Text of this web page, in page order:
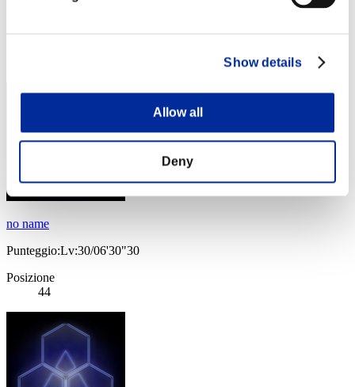
Show details
Allow all
Deny
no name
Punteggio:Lv:30/06'30"30
Posizione
44